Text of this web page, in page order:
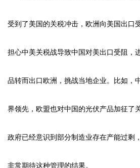
受到了美国的关税冲击，欧洲向美国出口
担心中美关税战导致中国对美出口受阻，
品转而出口欧洲，挑战当地企业。比如，
界领先，欧盟也对中国的光伏产品加征了
政府已经意识到部分制造业存在产能过剩
非常期待这种管理的结果。